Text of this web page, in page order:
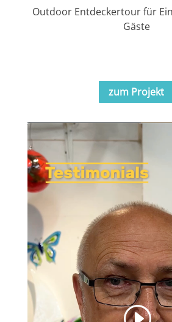
Outdoor Entdeckertour für
Gäste
zum Projekt